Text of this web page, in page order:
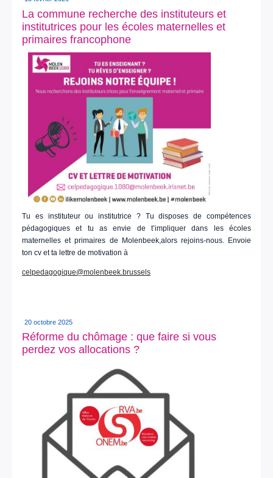
La commune recherche des instituteurs et
institutrices pour les écoles maternelles et
primaires francophone
Tu es instituteur ou institutrice ? Tu disposes de compétences
pédagogiques et tu as envie de t’impliquer dans les écoles
maternelles et primaires de Molenbeek,alors rejoins-nous. Envoie
ton cv et ta lettre de motivation à
celpedagogique@molenbeek.brussels
20 octobre 2025
Réforme du chômage : que faire si vous
perdez vos allocations ?